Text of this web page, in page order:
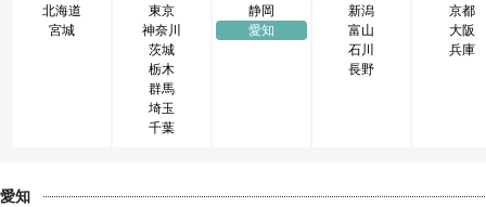
北海道
宮城
東京
神奈川
茨城
栃木
群馬
埼玉
千葉
静岡
愛知
新潟
富山
石川
長野
京都
大阪
兵庫
愛知